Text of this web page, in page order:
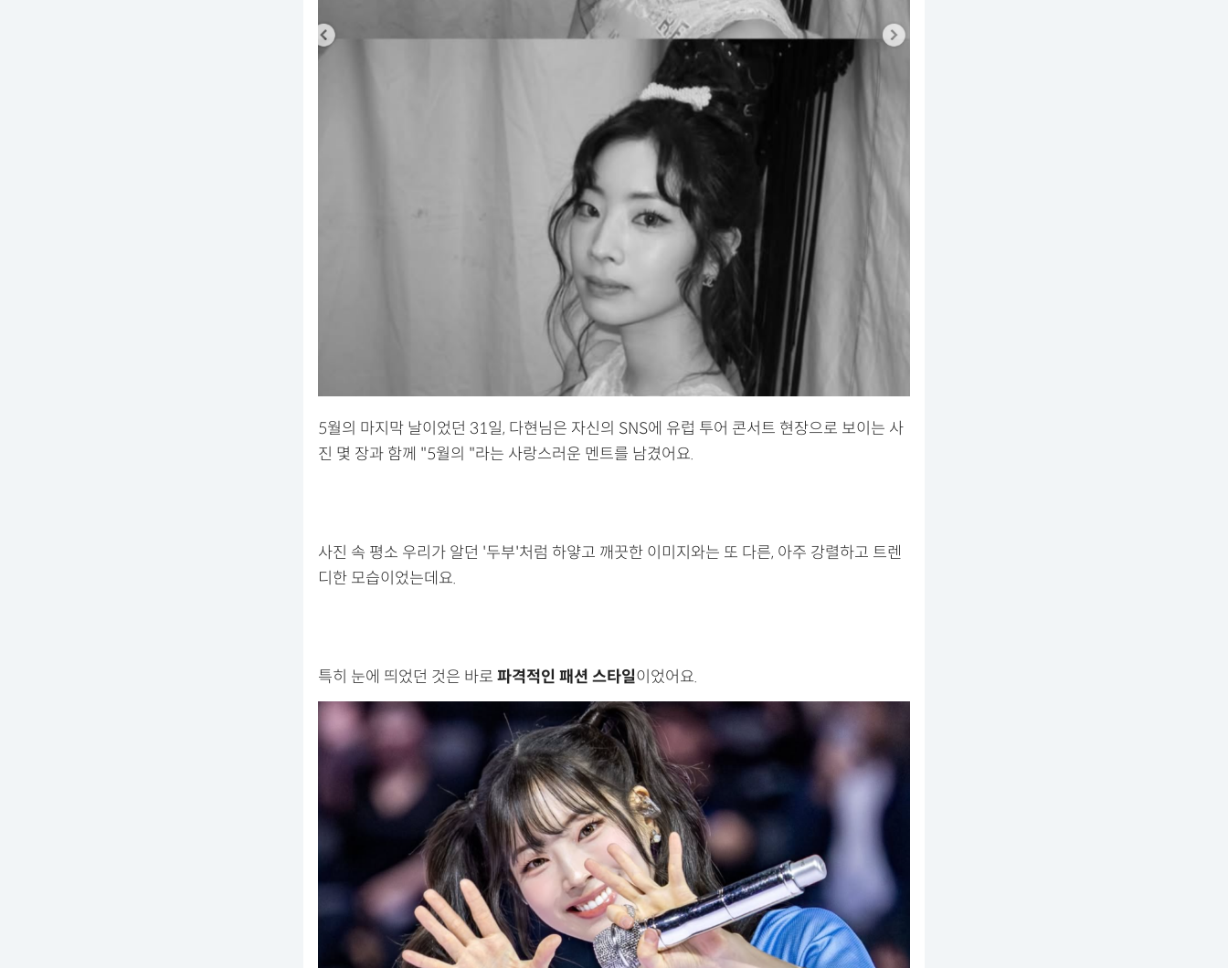
5월의 마지막 날이었던 31일, 다현님은 자신의 SNS에 유럽 투어 콘서트 현장으로 보이는 사
진 몇 장과 함께 "5월의 "라는 사랑스러운 멘트를 남겼어요.
사진 속 평소 우리가 알던 '두부'처럼 하얗고 깨끗한 이미지와는 또 다른, 아주 강렬하고 트렌
디한 모습이었는데요.
특히 눈에 띄었던 것은 바로 파격적인 패션 스타일이었어요.